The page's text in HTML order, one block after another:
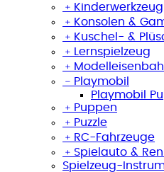
﹢ Kinderwerkzeug
﹢ Konsolen &
﹢ Kuschel- &
﹢
Lernspielzeug
﹢
﹣ Playmobil
Playmobil
﹢ Puppen
﹢ Puzzle
﹢ RC-Fahrzeuge
﹢ Spielauto &
Spielzeug-